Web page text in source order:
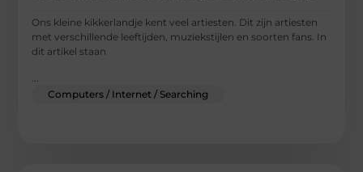
Ons kleine kikkerlandje kent veel artiesten. Dit zijn artiesten
met verschillende leeftijden, muziekstijlen en soorten fans. In
dit artikel staan
Computers / Internet / Searching